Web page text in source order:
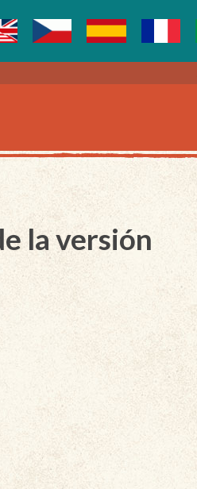
la versión